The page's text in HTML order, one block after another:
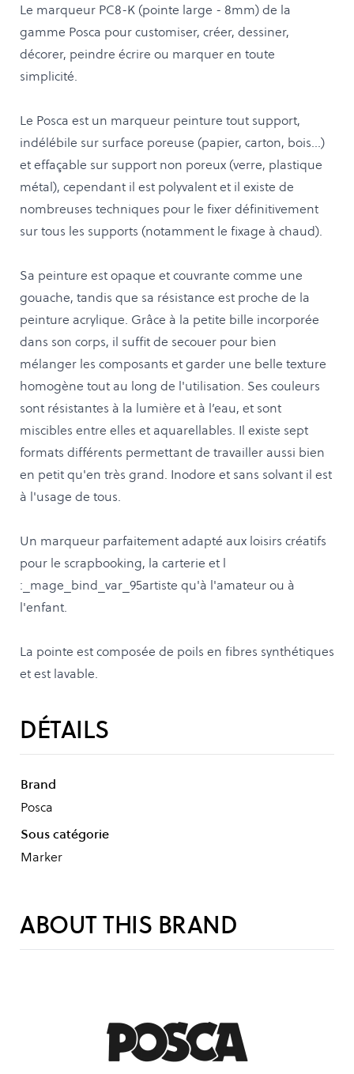
Le marqueur PC8-K (pointe large - 8mm) de la
gamme Posca pour customiser, créer, dessiner,
décorer, peindre écrire ou marquer en toute
simplicité.
Le Posca est un marqueur peinture tout support,
indélébile sur surface poreuse (papier, carton, bois…)
et effaçable sur support non poreux (verre, plastique
métal), cependant il est polyvalent et il existe de
nombreuses techniques pour le fixer définitivement
sur tous les supports (notamment le fixage à chaud).
Sa peinture est opaque et couvrante comme une
gouache, tandis que sa résistance est proche de la
peinture acrylique. Grâce à la petite bille incorporée
dans son corps, il suffit de secouer pour bien
mélanger les composants et garder une belle texture
homogène tout au long de l'utilisation. Ses couleurs
sont résistantes à la lumière et à l’eau, et sont
miscibles entre elles et aquarellables. Il existe sept
formats différents permettant de travailler aussi bien
en petit qu'en très grand. Inodore et sans solvant il est
à l'usage de tous.
Un marqueur parfaitement adapté aux loisirs créatifs
pour le scrapbooking, la carterie et l
:_mage_bind_var_95artiste qu'à l'amateur ou à
l'enfant.
La pointe est composée de poils en fibres synthétiques
et est lavable.
DÉTAILS
Brand
Posca
Sous catégorie
Marker
ABOUT THIS BRAND